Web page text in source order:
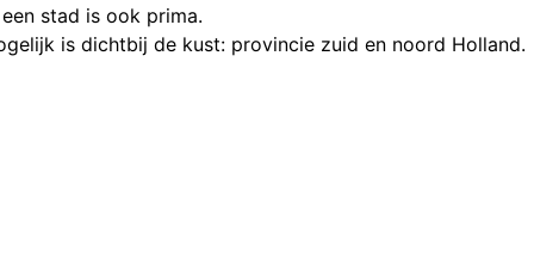
stad is ook prima.
is dichtbij de kust: provincie zuid en noord Holland.